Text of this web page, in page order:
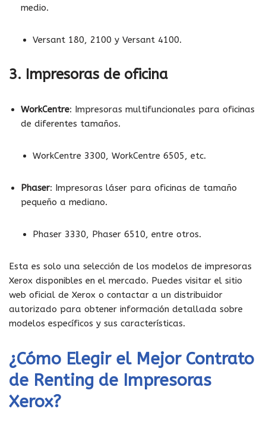
medio.
Versant 180, 2100 y Versant 4100.
3. Impresoras de oficina
WorkCentre: Impresoras multifuncionales para oficinas
de diferentes tamaños.
WorkCentre 3300, WorkCentre 6505, etc.
Phaser: Impresoras láser para oficinas de tamaño
pequeño a mediano.
Phaser 3330, Phaser 6510, entre otros.
Esta es solo una selección de los modelos de impresoras
Xerox disponibles en el mercado. Puedes visitar el sitio
web oficial de Xerox o contactar a un distribuidor
autorizado para obtener información detallada sobre
modelos específicos y sus características.
¿Cómo Elegir el Mejor Contrato
de Renting de Impresoras
Xerox?